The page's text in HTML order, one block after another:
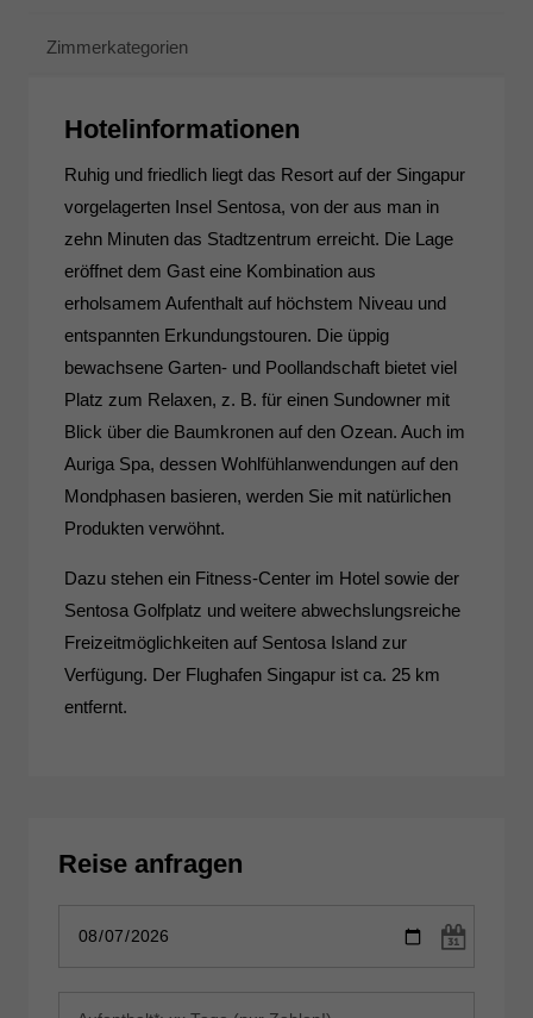
Zimmerkategorien
Hotelinformationen
Ruhig und friedlich liegt das Resort auf der Singapur
vorgelagerten Insel Sentosa, von der aus man in
zehn Minuten das Stadtzentrum erreicht. Die Lage
eröffnet dem Gast eine Kombination aus
erholsamem Aufenthalt auf höchstem Niveau und
entspannten Erkundungstouren. Die üppig
bewachsene Garten- und Poollandschaft bietet viel
Platz zum Relaxen, z. B. für einen Sundowner mit
Blick über die Baumkronen auf den Ozean. Auch im
Auriga Spa, dessen Wohlfühlanwendungen auf den
Mondphasen basieren, werden Sie mit natürlichen
Produkten verwöhnt.
Dazu stehen ein Fitness-Center im Hotel sowie der
Sentosa Golfplatz und weitere abwechslungsreiche
Freizeitmöglichkeiten auf Sentosa Island zur
Verfügung. Der Flughafen Singapur ist ca. 25 km
entfernt.
Reise anfragen